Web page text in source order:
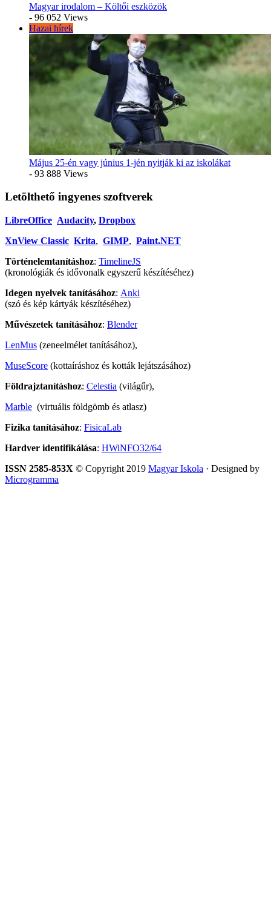
Magyar irodalom – Költői eszközök
- 96 052 Views
Hazai hírek
Május 25-én vagy június 1-jén nyitják ki az iskolákat
- 93 888 Views
Letölthető ingyenes szoftverek
LibreOffice Audacity, Dropbox
XnView Classic Krita, GIMP, Paint.NET
Történelemtanításhoz: TimelineJS
(kronológiák és idővonalk egyszerű készítéséhez)
Idegen nyelvek tanításához: Anki
(szó és kép kártyák készítéséhez)
Művészetek tanításához: Blender
LenMus (zeneelmélet tanításához),
MuseScore (kottaíráshoz és kották lejátszásához)
Földrajztanításhoz: Celestia (világűr),
Marble (virtuális földgömb és atlasz)
Fizika tanításához: FisicaLab
Hardver identifikálása: HWiNFO32/64
ISSN 2585-853X © Copyright 2019 Magyar Iskola · Designed by
Microgramma